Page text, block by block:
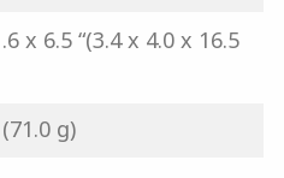
x 6.5 “(3.4 x 4.0 x 16.5
g)